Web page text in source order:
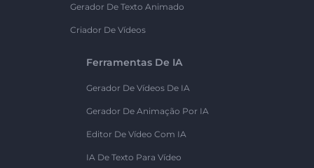
Gerador De Texto Animado
Criador De Vídeos
Ferramentas De IA
Gerador De Vídeos De IA
Gerador De Animação Por IA
Editor De Vídeo Com IA
IA De Texto Para Vídeo